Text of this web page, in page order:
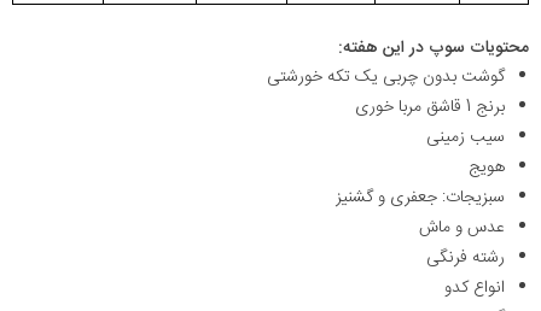
محتویات سوپ در این هفته:
گوشت بدون چربی یک تکه خورشتی
برنج 1 قاشق مربا خوری
سیب زمینی
هویج
سبزیجات: جعفری و گشنیز
عدس و ماش
رشته فرنگی
انواع کدو